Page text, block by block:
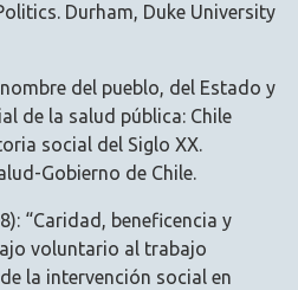
Durham, Duke University
nombre del pueblo, del Estado y
de la salud pública: Chile
social del Siglo XX.
Gobierno de Chile.
“Caridad, beneficencia y
voluntario al trabajo
la intervención social en